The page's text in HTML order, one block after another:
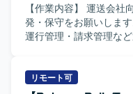
【作業内容】 運送会社
発・保守をお願いしま
運行管理・請求管理な
す。 既存機能の改善・
ー、テスト整備を行い
リモート可